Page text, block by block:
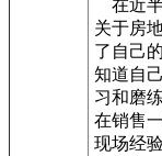
在近半
关于房
了自己
知道自
习和磨
在销售
现场经